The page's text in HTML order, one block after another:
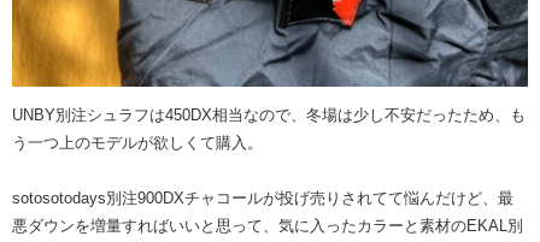
UNBY別注シュラフは450DX相当なので、冬場は少し不安だったため、も
う一つ上のモデルが欲しくて購入。
sotosotodays別注900DXチャコールが投げ売りされてて悩んだけど、最
悪ダウンを増量すればいいと思って、気に入ったカラーと素材のEKAL別